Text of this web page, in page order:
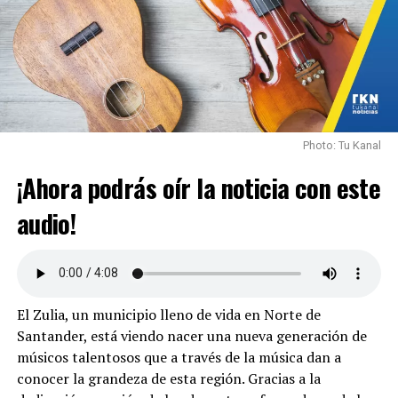
bendición y esperanza. La devoción continúa viva en las
nuevas generaciones, con la esperanza de que siga
siendo parte de la identidad espiritual del municipio.
Photo: Tu Kanal
¡Ahora podrás oír la noticia con este
audio!
El Zulia, un municipio lleno de vida en Norte de
Santander, está viendo nacer una nueva generación de
músicos talentosos que a través de la música dan a
conocer la grandeza de esta región. Gracias a la